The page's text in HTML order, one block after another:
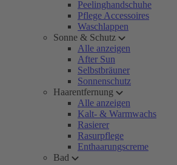
Peelinghandschuhe
Pflege Accessoires
Waschlappen
Sonne & Schutz
Alle anzeigen
After Sun
Selbstbräuner
Sonnenschutz
Haarentfernung
Alle anzeigen
Kalt- & Warmwachs
Rasierer
Rasurpflege
Enthaarungscreme
Bad